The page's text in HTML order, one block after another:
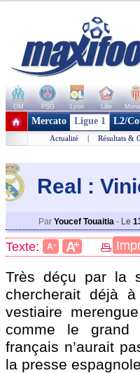
OM PSG Lyon Lille
+ de clubs
Mercato Ligue 1 L2/
Actualité | Résultats &
Real :
Par Youcef Touaitia - Le
Texte: A- A+
Très déçu par la
chercherait déjà
vestiaire
comme le grand
français n’aurait
la presse